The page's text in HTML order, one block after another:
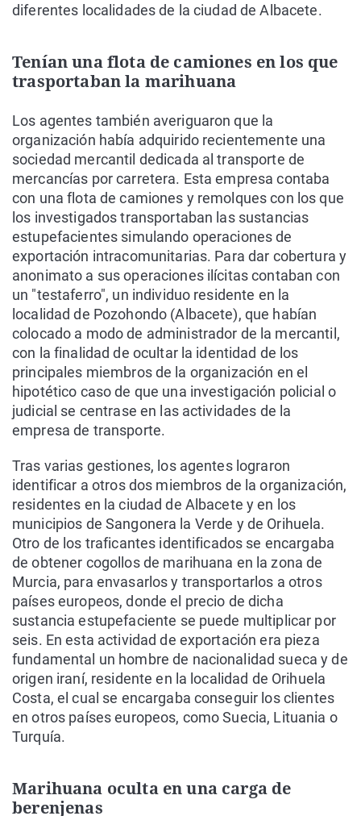
diferentes localidades de la ciudad de Albacete.
Tenían una flota de camiones en los que
trasportaban la marihuana
Los agentes también averiguaron que la
organización había adquirido recientemente una
sociedad mercantil dedicada al transporte de
mercancías por carretera. Esta empresa contaba
con una flota de camiones y remolques con los que
los investigados transportaban las sustancias
estupefacientes simulando operaciones de
exportación intracomunitarias. Para dar cobertura y
anonimato a sus operaciones ilícitas contaban con
un "testaferro", un individuo residente en la
localidad de Pozohondo (Albacete), que habían
colocado a modo de administrador de la mercantil,
con la finalidad de ocultar la identidad de los
principales miembros de la organización en el
hipotético caso de que una investigación policial o
judicial se centrase en las actividades de la
empresa de transporte.
Tras varias gestiones, los agentes lograron
identificar a otros dos miembros de la organización,
residentes en la ciudad de Albacete y en los
municipios de Sangonera la Verde y de Orihuela.
Otro de los traficantes identificados se encargaba
de obtener cogollos de marihuana en la zona de
Murcia, para envasarlos y transportarlos a otros
países europeos, donde el precio de dicha
sustancia estupefaciente se puede multiplicar por
seis. En esta actividad de exportación era pieza
fundamental un hombre de nacionalidad sueca y de
origen iraní, residente en la localidad de Orihuela
Costa, el cual se encargaba conseguir los clientes
en otros países europeos, como Suecia, Lituania o
Turquía.
Marihuana oculta en una carga de
berenjenas